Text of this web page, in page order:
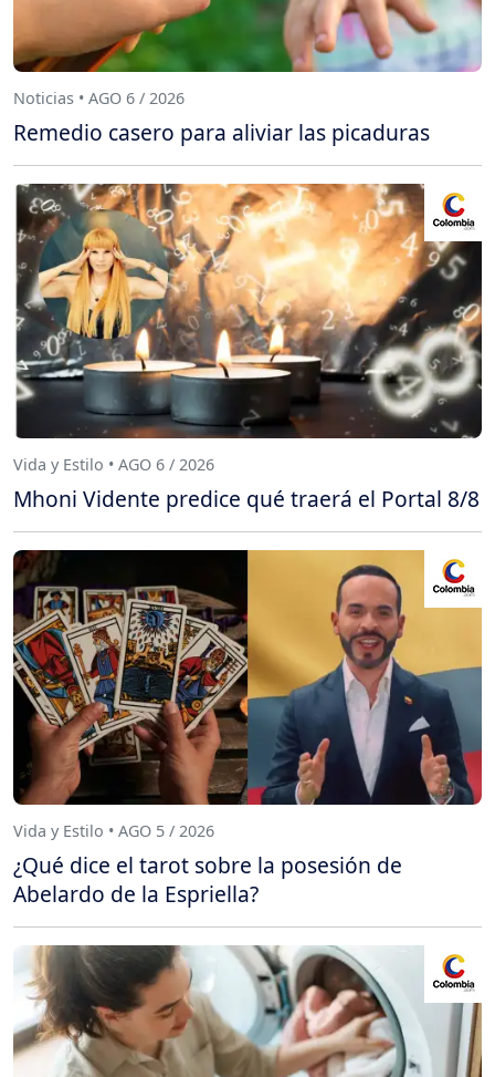
Noticias • AGO 6 / 2026
Remedio casero para aliviar las picaduras
Vida y Estilo • AGO 6 / 2026
Mhoni Vidente predice qué traerá el Portal 8/8
Vida y Estilo • AGO 5 / 2026
¿Qué dice el tarot sobre la posesión de
Abelardo de la Espriella?